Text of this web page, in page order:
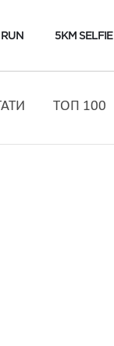
5KM SELFIE
ТОП 100